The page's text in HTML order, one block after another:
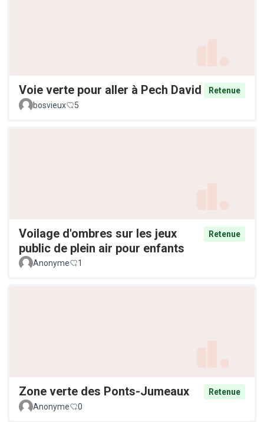
Voie verte pour aller à Pech David
Retenue
bosvieux
5
Voilage d'ombres sur les jeux
public de plein air pour enfants
Retenue
Anonyme 1
Zone verte des Ponts-Jumeaux
Retenue
Anonyme
0